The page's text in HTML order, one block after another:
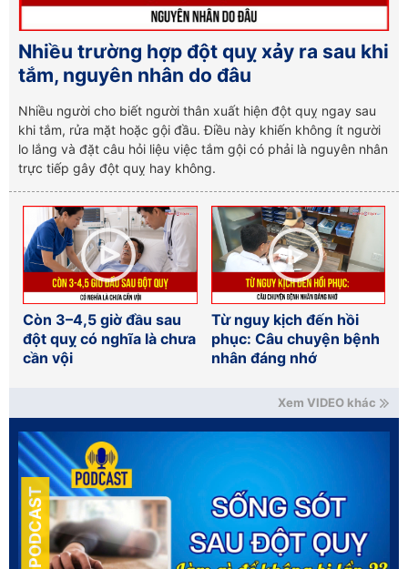
Nhiều trường hợp đột quỵ xảy ra sau khi
tắm, nguyên nhân do đâu
Nhiều người cho biết người thân xuất hiện đột quỵ ngay sau
khi tắm, rửa mặt hoặc gội đầu. Điều này khiến không ít người
lo lắng và đặt câu hỏi liệu việc tắm gội có phải là nguyên nhân
trực tiếp gây đột quỵ hay không.
Còn 3–4,5 giờ đầu sau
đột quỵ có nghĩa là chưa
cần vội
Từ nguy kịch đến hồi
phục: Câu chuyện bệnh
nhân đáng nhớ
Xem VIDEO khác
PODCAST